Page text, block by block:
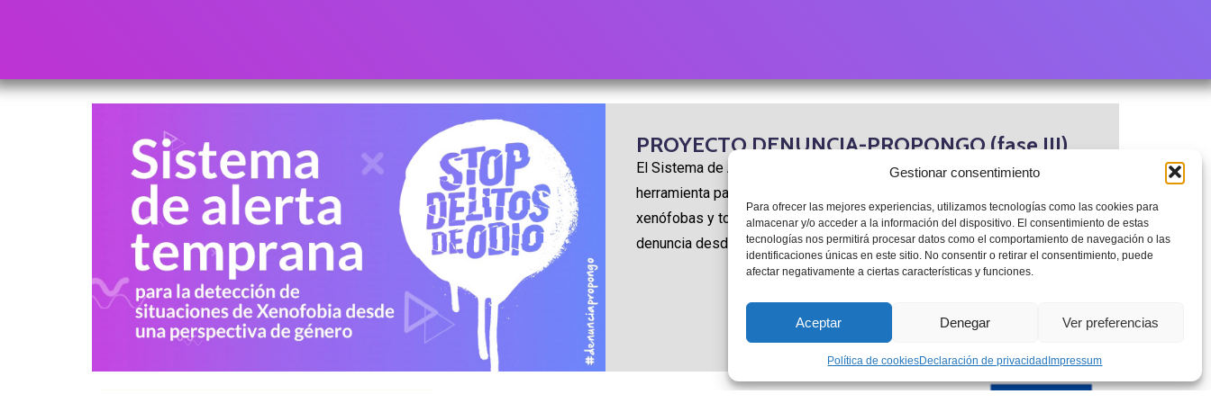
Gestionar consentimiento
Para ofrecer las mejores experiencias, utilizamos tecnologías como las cookies para
almacenar y/o acceder a la información del dispositivo. El consentimiento de estas
tecnologías nos permitirá procesar datos como el comportamiento de navegación o las
identificaciones únicas en este sitio. No consentir o retirar el consentimiento, puede
afectar negativamente a ciertas características y funciones.
Aceptar Denegar Ver preferencias
Política de cookiesDeclaración de privacidad Impressum
PROYECTO DENUNCIA-PROPONGO (fase III)
El Sistema de Alerta Temprana de Detección de Xenofobia como
herramienta para activar la participación-acción ante narrativas racistas,
xenófobas y todos los delitos de odio asociados combatiendo la infra-
denuncia desde un enfoque de género.